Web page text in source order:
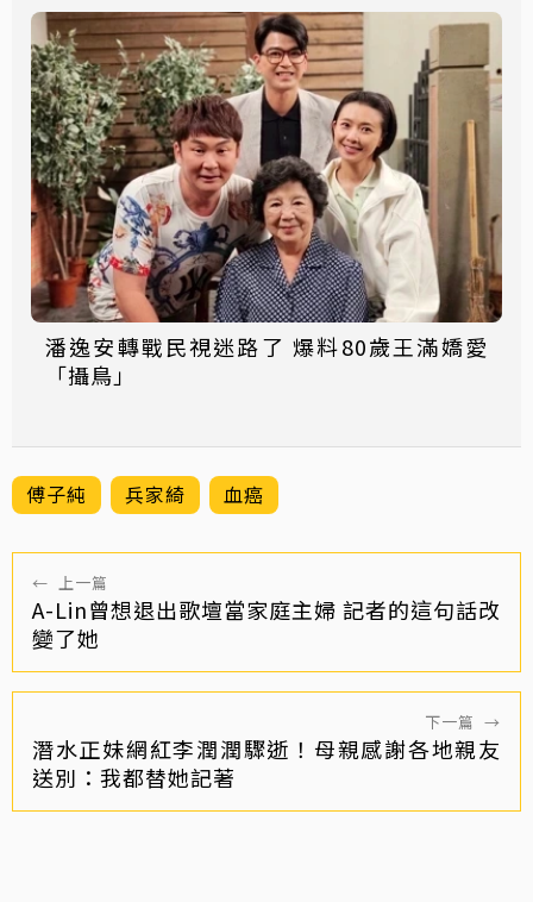
潘逸安轉戰民視迷路了 爆料80歲王滿嬌愛
「攝鳥」
傅子純 兵家綺 血癌
← 上一篇
A-Lin曾想退出歌壇當家庭主婦 記者的這句話改
變了她
下一篇 →
潛水正妹網紅李潤潤驟逝！母親感謝各地親友
送別：我都替她記著